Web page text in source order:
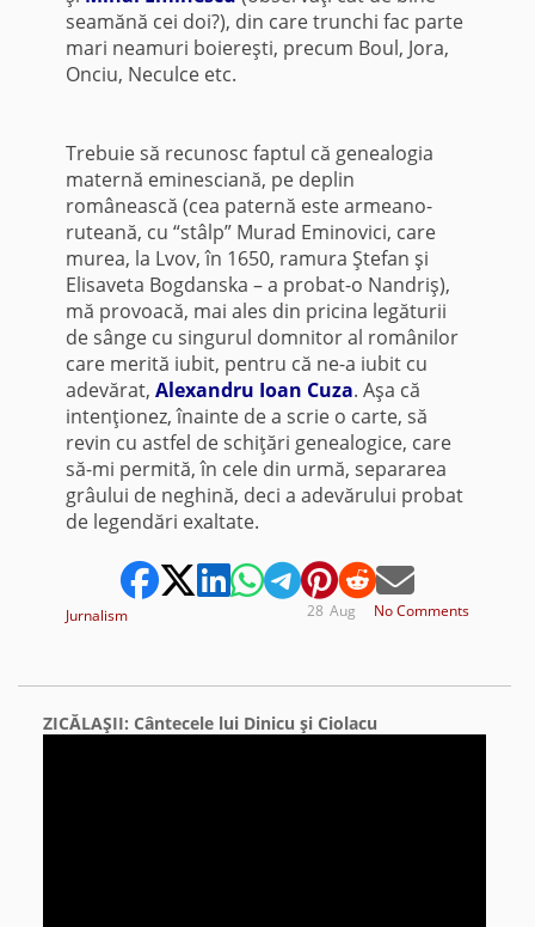
seamănă cei doi?), din care trunchi fac parte
mari neamuri boiereşti, precum Boul, Jora,
Onciu, Neculce etc.
Trebuie să recunosc faptul că genealogia
maternă eminesciană, pe deplin
românească (cea paternă este armeano-
ruteană, cu “stâlp” Murad Eminovici, care
murea, la Lvov, în 1650, ramura Ştefan şi
Elisaveta Bogdanska – a probat-o Nandriş),
mă provoacă, mai ales din pricina legăturii
de sânge cu singurul domnitor al românilor
care merită iubit, pentru că ne-a iubit cu
adevărat, Alexandru Ioan Cuza. Aşa că
intenţionez, înainte de a scrie o carte, să
revin cu astfel de schiţări genealogice, care
să-mi permită, în cele din urmă, separarea
grâului de neghină, deci a adevărului probat
de legendări exaltate.
Jurnalism No Comments
Aug
28
ZICĂLAŞII: Cântecele lui Dinicu şi Ciolacu